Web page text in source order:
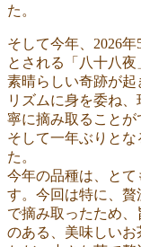
た。
そして今年、2026
とされる「八十八夜
素晴らしい奇跡が
リズムに身を委ね
寧に摘み取ることが
そして一年ぶりと
た。
今年の品種は、と
す。今回は特に、
で摘み取ったため
のある、美味しいお